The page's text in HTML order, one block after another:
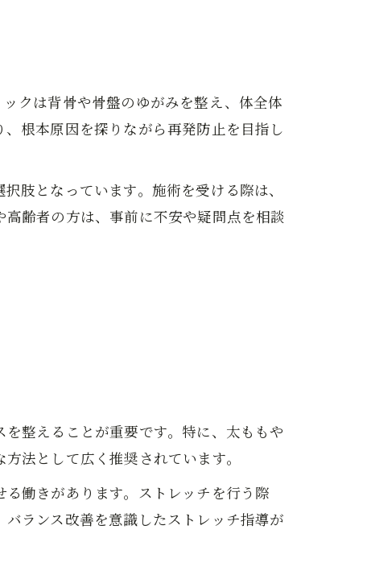
クは背骨や骨盤のゆがみを整え、体全体
根本原因を探りながら再発防止を目指し
肢となっています。施術を受ける際は、
齢者の方は、事前に不安や疑問点を相談
整えることが重要です。特に、太ももや
法として広く推奨されています。
働きがあります。ストレッチを行う際
ランス改善を意識したストレッチ指導が